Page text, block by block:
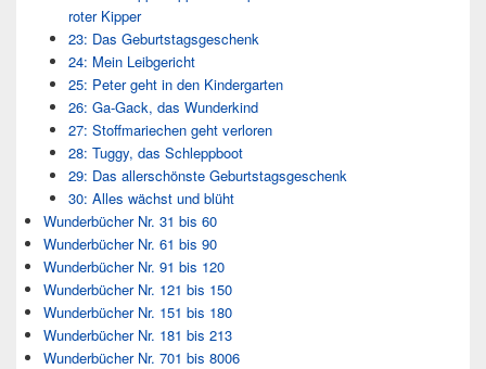
roter Kipper
23: Das Geburtstagsgeschenk
24: Mein Leibgericht
25: Peter geht in den Kindergarten
26: Ga-Gack, das Wunderkind
27: Stoffmariechen geht verloren
28: Tuggy, das Schleppboot
29: Das allerschönste Geburtstagsgeschenk
30: Alles wächst und blüht
Wunderbücher Nr. 31 bis 60
Wunderbücher Nr. 61 bis 90
Wunderbücher Nr. 91 bis 120
Wunderbücher Nr. 121 bis 150
Wunderbücher Nr. 151 bis 180
Wunderbücher Nr. 181 bis 213
Wunderbücher Nr. 701 bis 8006